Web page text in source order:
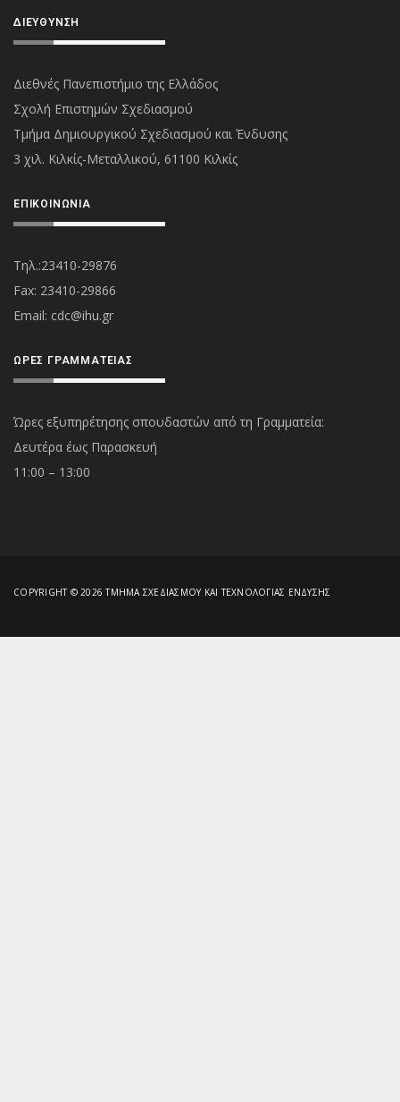
ΔΙΕΎΘΥΝΣΗ
Διεθνές Πανεπιστήμιο της Ελλάδος
Σχολή Επιστημών Σχεδιασμού
Τμήμα Δημιουργικού Σχεδιασμού και Ένδυσης
3 χιλ. Κιλκίς-Μεταλλικού, 61100 Κιλκίς
ΕΠΙΚΟΙΝΩΝΊΑ
Τηλ.:23410-29876
Fax: 23410-29866
Εmail: cdc@ihu.gr
ΏΡΕΣ ΓΡΑΜΜΑΤΕΊΑΣ
Ώρες εξυπηρέτησης σπουδαστών από τη Γραμματεία:
Δευτέρα έως Παρασκευή
11:00 – 13:00
COPYRIGHT © 2026 ΤΜΉΜΑ ΣΧΕΔΙΑΣΜΟΎ ΚΑΙ ΤΕΧΝΟΛΟΓΊΑΣ ΈΝΔΥΣΗΣ